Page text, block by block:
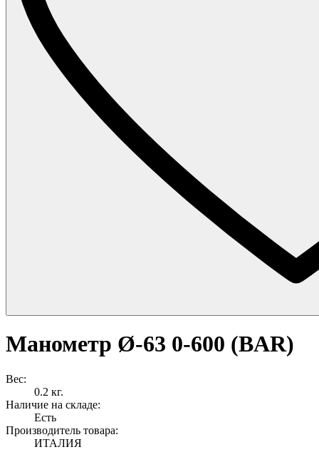
Манометр Ø-63 0-600 (BAR)
Вес:
0.2 кг.
Наличие на складе:
Есть
Производитель товара:
ИТАЛИЯ